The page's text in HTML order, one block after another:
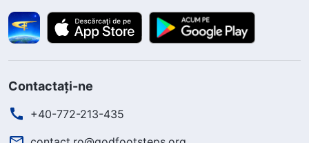
Contactați-ne
+40-772-213-435